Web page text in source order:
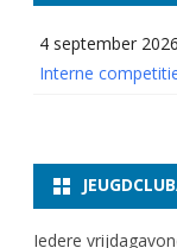
4 september
Interne
Iedere